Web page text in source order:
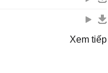
Xem tiếp